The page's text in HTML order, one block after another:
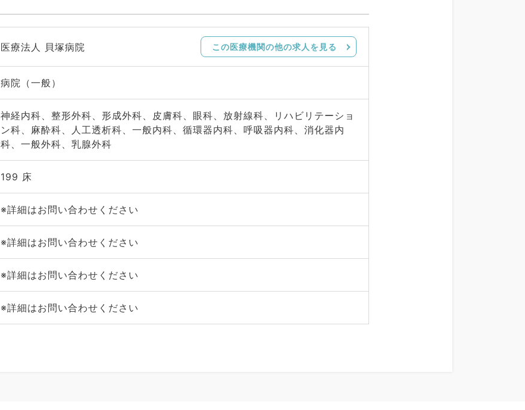
医療法人 貝塚病院 この医療機関の他の求人を見る
病院（一般）
神経内科、整形外科、形成外科、皮膚科、眼科、放射線科、リハビリテーショ
ン科、麻酔科、人工透析科、一般内科、循環器内科、呼吸器内科、消化器内
科、一般外科、乳腺外科
199 床
※詳細はお問い合わせください
※詳細はお問い合わせください
※詳細はお問い合わせください
※詳細はお問い合わせください